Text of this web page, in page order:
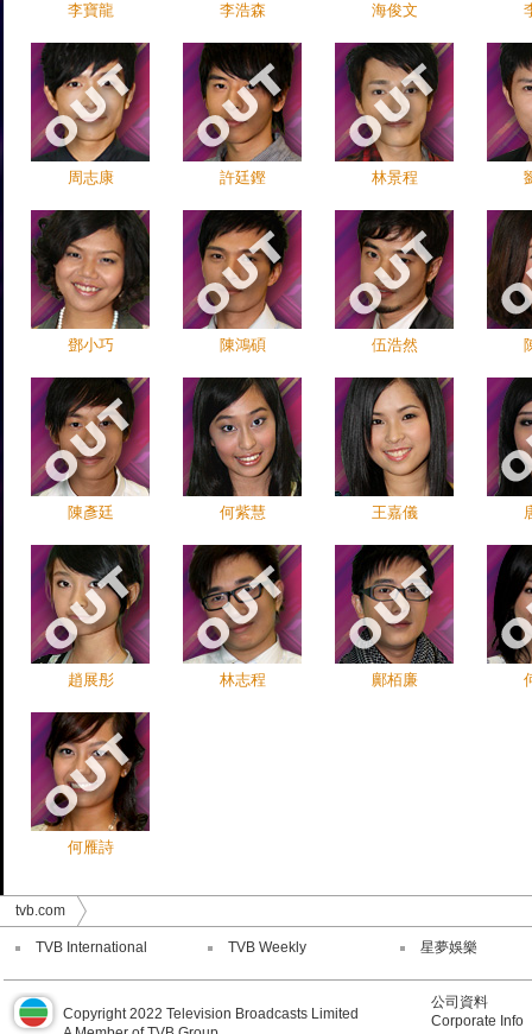
李寶龍 李浩森 海俊文
周志康 許廷鏗 林景程
鄧小巧 陳鴻碩 伍浩然
陳彥廷 何紫慧 王嘉儀
趙展彤 林志程 鄺栢廉
何雁詩
tvb.com
TVB International TVB Weekly 星夢娛樂
Copyright 2022 Television Broadcasts Limited
公司資料
Corporate Info